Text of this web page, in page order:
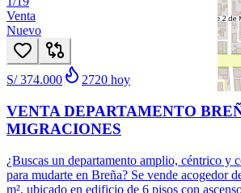
Venta
Nuevo
S/ 374.000 2720 hoy
VENTA DEPARTAMENTO
MIGRACIONES
¿Buscas un departamento amplio, céntrico y
para mudarte en Breña? Se vende acogedor
m², ubicado en edificio de 6 pisos con